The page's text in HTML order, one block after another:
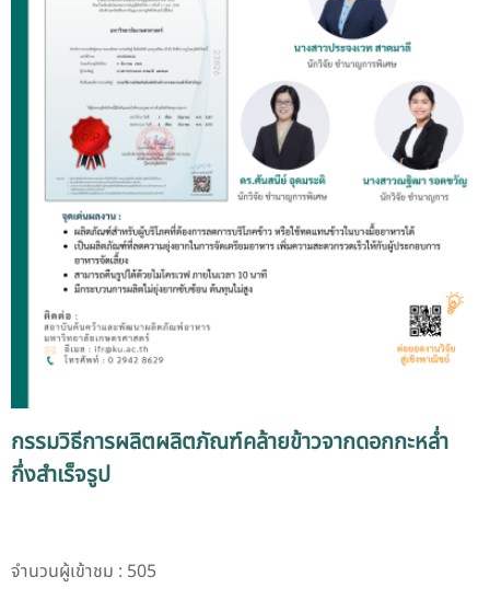
กรรมวิธีการผลิตผลิตภัณฑ์คล้ายข้าวจากดอกกะหล่ำ
กึ่งสำเร็จรูป
จำนวนผู้เข้าชม : 505